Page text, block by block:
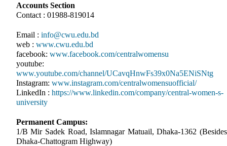
Accounts Section
Contact : 01988-819014
Email : info@cwu.edu.bd
web : www.cwu.edu.bd
facebook: www.facebook.com/centralwomensu
youtube:
www.youtube.com/channel/UCavqHnwFs39x0Na5ENiSNtg
Instagram: www.instagram.com/centralwomensuofficial/
LinkedIn : https://www.linkedin.com/company/central-women-s-
university
Permanent Campus:
1/B Mir Sadek Road, Islamnagar Matuail, Dhaka-1362 (Besides
Dhaka-Chattogram Highway)